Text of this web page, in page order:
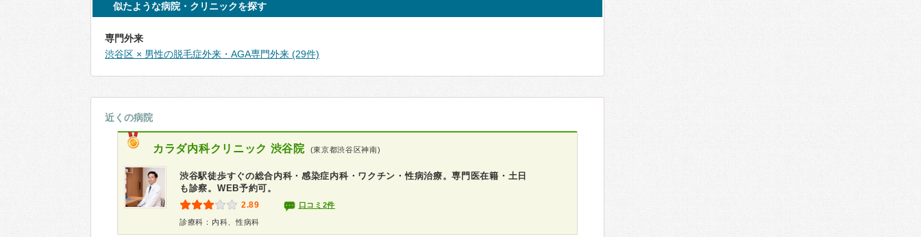
似たような病院・クリニックを探す
専門外来
渋谷区 × 男性の脱毛症外来・AGA専門外来 (29件)
近くの病院
カラダ内科クリニック 渋谷院 (東京都渋谷区神南)
渋谷駅徒歩すぐの総合内科・感染症内科・ワクチン・性病治療。専門医在籍・土日
も診察。WEB予約可。
2.89 口コミ2件
診療科：内科、性病科